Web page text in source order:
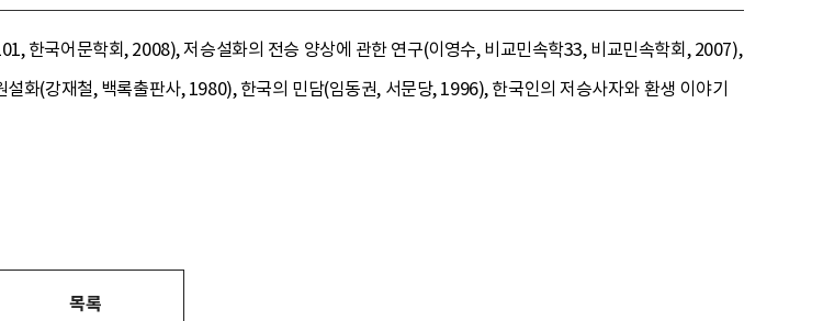
한국어문학회, 2008), 저승설화의 전승 양상에 관한 연구(이영수, 비교민속학33, 비교민속학회, 2007),
화(강재철, 백록출판사, 1980), 한국의 민담(임동권, 서문당, 1996), 한국인의 저승사자와 환생 이야기
목록